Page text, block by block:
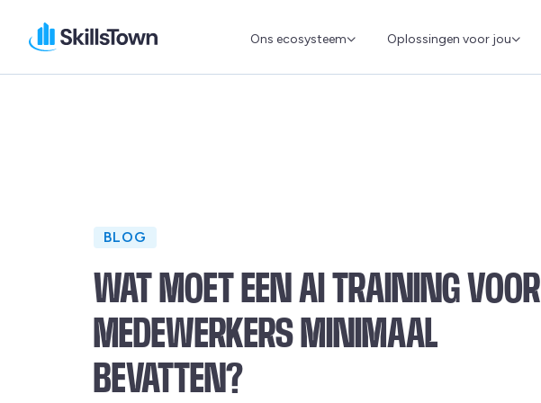
Ons ecosysteem Oplossingen voor jou
BLOG
WAT MOET EEN AI TRAINING VOOR
MEDEWERKERS MINIMAAL
BEVATTEN?